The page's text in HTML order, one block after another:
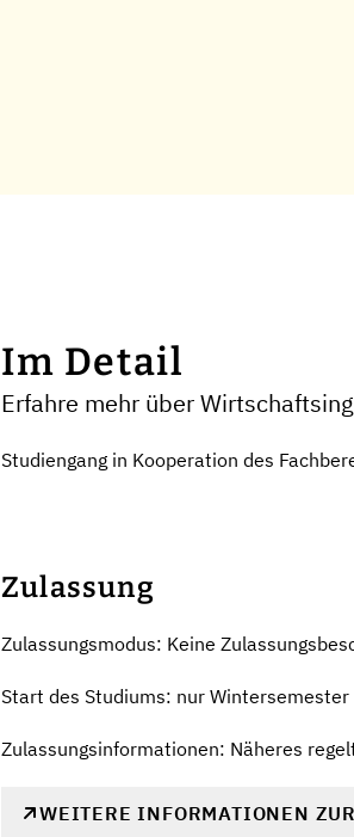
Im Detail
Erfahre mehr über
Studiengang in Kooperation des
Zulassung
Zulassungsmodus: Keine
Start des Studiums: nur Wintersemester
Zulassungsinformationen: Näheres
WEITERE INFORMATIONEN